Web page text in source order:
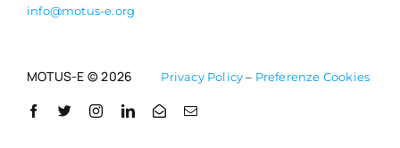
info@motus-e.org
MOTUS-E © 2026 Privacy Policy– Preferenze Cookies